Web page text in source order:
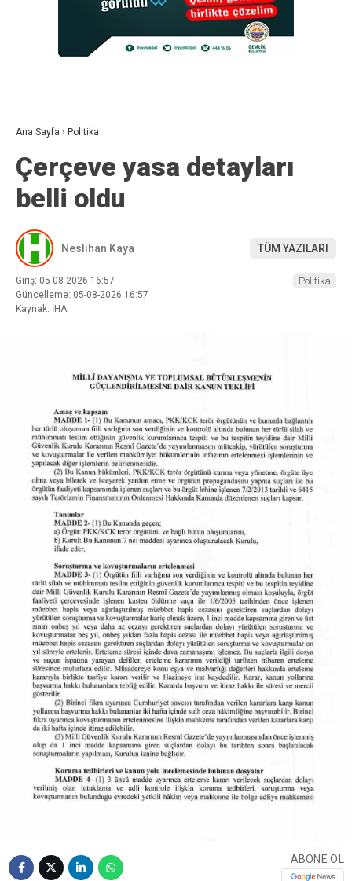
Ana Sayfa › Politika
Çerçeve yasa detayları
belli oldu
Neslihan Kaya TÜM YAZILARI
Giriş: 05-08-2026 16:57
Güncelleme: 05-08-2026 16:57
Kaynak: İHA
Politika
ABONE OL